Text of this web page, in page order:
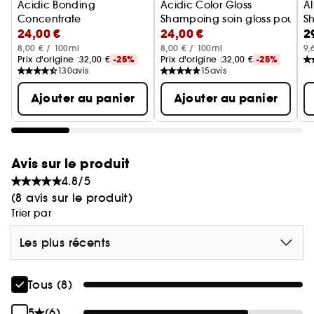
*répare les ponts internes du cheveu
**Test consommateur après application de la
routine Acidic Bonding Curls (60 consommateurs)
***sans tensioactifs sulfatés
Redken s'engage pour un futur plus durable, le
shampoing est :
- Fabriqué dans une usine utilisant la technologie
Acidic Bonding
Concentrate
Shampoing concentré en soin bonding
24,00 €
8,00 € / 100ml
Prix d'origine :32,00 € -25%
130avis
Ajouter au panier
Acidic Color Gloss
Shampoing soin gloss pour
24,00 €
8,00 € / 100ml
Prix d'origine :32,00 € -25%
15avis
Ajouter au panier
Avis sur le produit
4.8/5
(8 avis sur le produit)
Trier par
Les plus récents
Tous (8)